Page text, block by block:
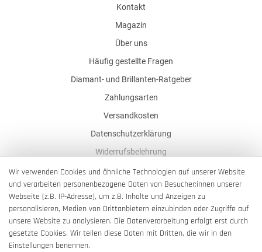
Kontakt
Magazin
Über uns
Häufig gestellte Fragen
Diamant- und Brillanten-Ratgeber
Zahlungsarten
Versandkosten
Datenschutzerklärung
Widerrufsbelehrung
AGB
Impressum
Barrierefreiheitserklärung
Wir verwenden Cookies und ähnliche Technologien auf unserer Website
und verarbeiten personenbezogene Daten von Besucher:innen unserer
Webseite (z.B. IP-Adresse), um z.B. Inhalte und Anzeigen zu
personalisieren, Medien von Drittanbietern einzubinden oder Zugriffe auf
unsere Website zu analysieren. Die Datenverarbeitung erfolgt erst durch
gesetzte Cookies. Wir teilen diese Daten mit Dritten, die wir in den
Einstellungen benennen.